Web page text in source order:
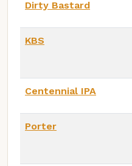
Dirty Bastard
KBS
Centennial IPA
Porter